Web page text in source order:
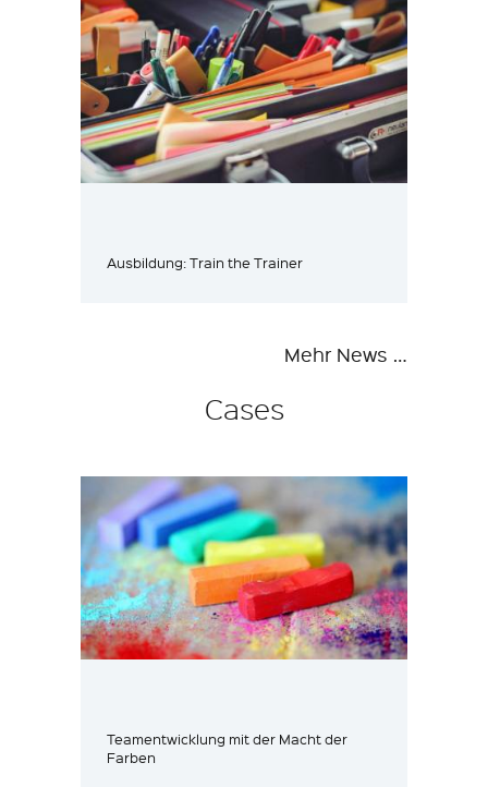
Ausbildung: Train the Trainer
Mehr News …
Cases
Teamentwicklung mit der Macht der
Farben